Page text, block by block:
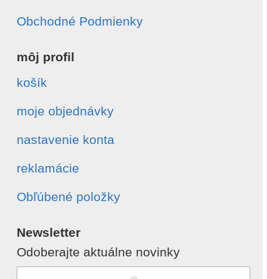
Obchodné Podmienky
môj profil
košík
moje objednávky
nastavenie konta
reklamácie
Obľúbené položky
Newsletter
Odoberajte aktuálne novinky